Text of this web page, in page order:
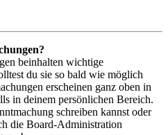
beinhalten wichtige
du sie so bald wie möglich
erscheinen ganz oben in
in deinem persönlichen Bereich.
schreiben kannst oder
die Board-Administration